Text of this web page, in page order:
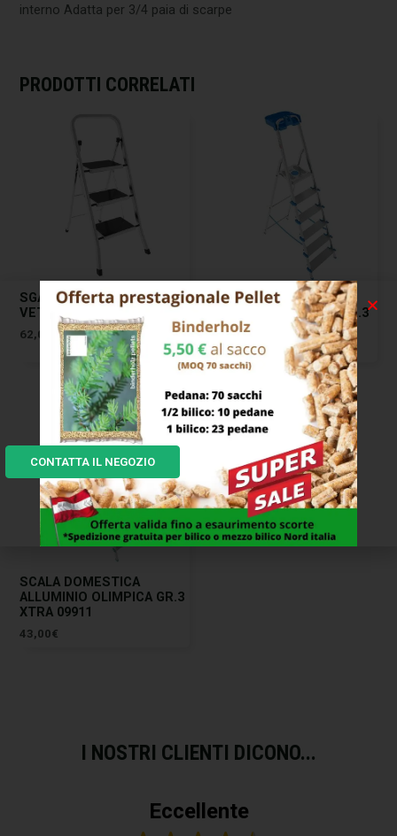
interno Adatta per 3/4 paia di scarpe
PRODOTTI CORRELATI
SGABELLO ALLUMINIO
VETTA GR.3 XTRA 09909
62,00 €
SCALA DOMESTICA
ALLUMINIO TITANICA GR.3
XTRA 09917
54,00€
SCALA DOMESTICA
ALLUMINIO OLIMPICA GR.3
XTRA 09911
43,00€
I NOSTRI CLIENTI DICONO...
Eccellente
CONTATTA IL NEGOZIO